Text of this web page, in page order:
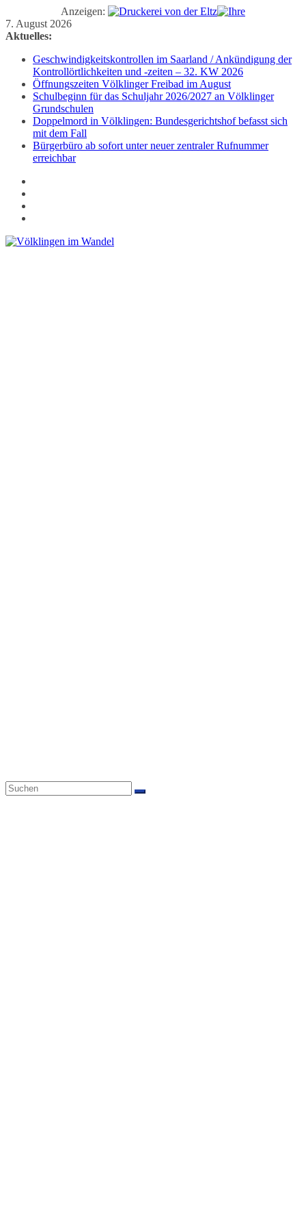
Anzeigen:
Zum
Inhalt
7. August 2026
Aktuelles:
Geschwindigkeitskontrollen im Saarland / Ankündigung der
Kontrollörtlichkeiten und -zeiten – 32. KW 2026
Öffnungszeiten Völklinger Freibad im August
Schulbeginn für das Schuljahr 2026/2027 an Völklinger
Grundschulen
Doppelmord in Völklingen: Bundesgerichtshof befasst sich
mit dem Fall
Bürgerbüro ab sofort unter neuer zentraler Rufnummer
erreichbar